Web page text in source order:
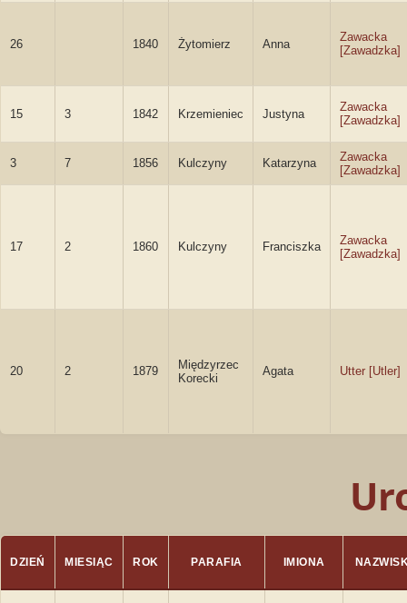
26 1840 Żytomierz Anna
Zawacka
[Zawadzka]
15 3 1842 Krzemieniec Justyna
Zawacka
[Zawadzka]
3 7 1856 Kulczyny Katarzyna
Zawacka
[Zawadzka]
17 2 1860 Kulczyny Franciszka
Zawacka
[Zawadzka]
20 2 1879
Międzyrzec
Korecki
Agata Utter [Utler]
DZIEŃ MIESIĄC ROK PARAFIA IMIONA